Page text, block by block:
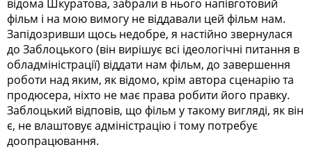
відома Шкуратова, забрали в нього напівготовий
фільм і на мою вимогу не віддавали цей фільм нам.
Запідозривши щось недобре, я настійно звернулася
до Заблоцького (він вирішує всі ідеологічні питання в
обладміністрації) віддати нам фільм, до завершення
роботи над яким, як відомо, крім автора сценарію та
продюсера, ніхто не має права робити його правку.
Заблоцький відповів, що фільм у такому вигляді, як він
є, не влаштовує адміністрацію і тому потребує
доопрацювання.